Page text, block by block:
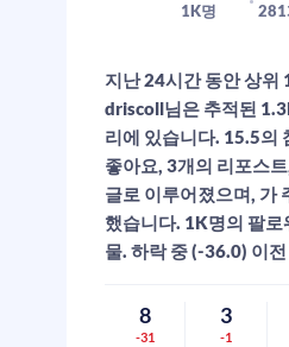
1K명
281
지난 24시간 동안 상위
driscoll님은 추적된
리에 있습니다. 15.5의
좋아요, 3개의 리포스
글로 이루어졌으며, 가
했습니다. 1K명의 팔
물. 하락 중 (-36.0) 이
8
-31
3
-1